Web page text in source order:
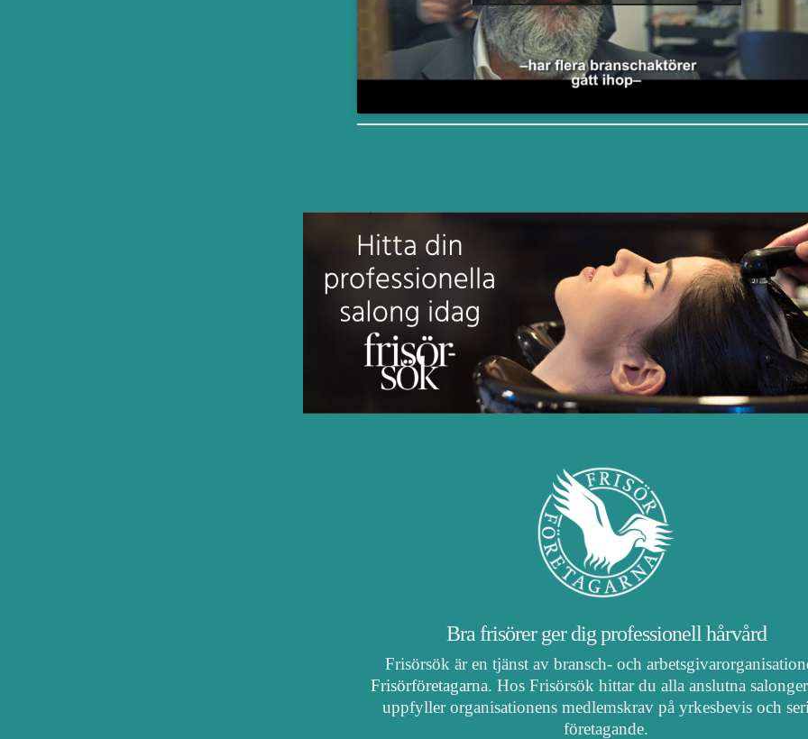
Bra frisörer ger dig professionell hårvård
Frisörsök är en tjänst av bransch- och
Frisörföretagarna. Hos Frisörsök hittar du alla anslutna
uppfyller organisationens medlemskrav på yrkesbevis och
företagande.